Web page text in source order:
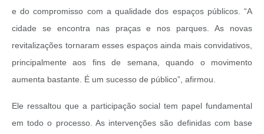
e do compromisso com a qualidade dos espaços públicos. “A
cidade se encontra nas praças e nos parques. As novas
revitalizações tornaram esses espaços ainda mais convidativos,
principalmente aos fins de semana, quando o movimento
aumenta bastante. É um sucesso de público”, afirmou.
Ele ressaltou que a participação social tem papel fundamental
em todo o processo. As intervenções são definidas com base